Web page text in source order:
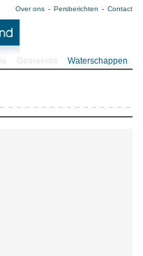
Over ons Persberichten Contact
Waterschappen